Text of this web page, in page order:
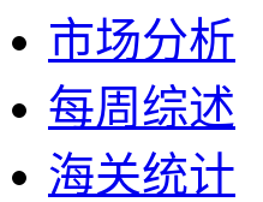
市场分析
每周综述
海关统计